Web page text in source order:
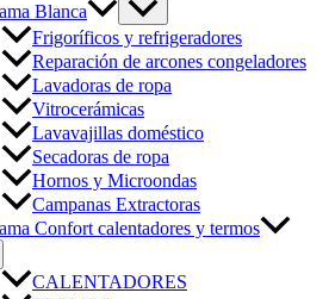
Blanca
Frigoríficos y refrigeradores
Reparación de arcones congeladores
Lavadoras de ropa
Vitrocerámicas
Lavavajillas doméstico
Secadoras de ropa
Hornos y Microondas
Campanas Extractoras
Confort calentadores y termos
CALENTADORES